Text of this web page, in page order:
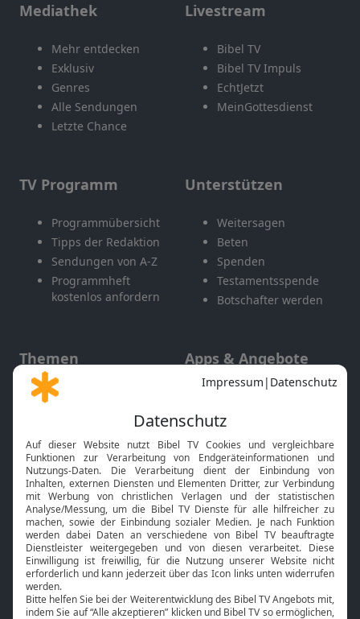
Mediathek
Mehr entdecken
Exklusiv
Genres
Alle Sendungen
Letzte Chance
Livestream
Bibel TV
Bibel TV Impuls
EchtJetzt
MeinGottesdienst
TV Programm
Programmübersicht
Tipps der Redaktion
Sendungen von A-Z
Programmheft
kostenlos anfordern
Unterstützen
Weitersagen
Beten
Spenden
Testamentsspende
Botschafter werden
Themen
Gott und Bibel erklärt
Neuigkeiten
Apps & Angebote
Mobile App
Smart TV
HbbTV
Bibelthek Online-Bibel
Nächster Gottesdienst
Bibel TV
Über uns
Service
Kontakt